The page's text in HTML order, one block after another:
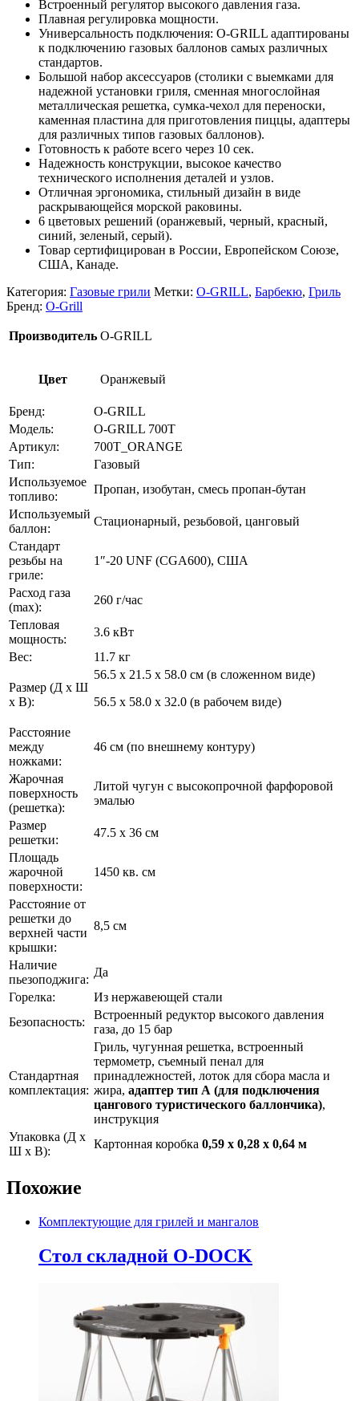
Встроенный регулятор высокого давления газа.
Плавная регулировка мощности.
Универсальность подключения: O-GRILL адаптированы
к подключению газовых баллонов самых различных
стандартов.
Большой набор аксессуаров (столики с выемками для
надежной установки гриля, сменная многослойная
металлическая решетка, сумка-чехол для переноски,
каменная пластина для приготовления пиццы, адаптеры
для различных типов газовых баллонов).
Готовность к работе всего через 10 сек.
Надежность конструкции, высокое качество
технического исполнения деталей и узлов.
Отличная эргономика, стильный дизайн в виде
раскрывающейся морской раковины.
6 цветовых решений (оранжевый, черный, красный,
синий, зеленый, серый).
Товар сертифицирован в России, Европейском Союзе,
США, Канаде.
Категория: Газовые грили Метки: O-GRILL, Барбекю, Гриль
Бренд: O-Grill
Производитель O-GRILL
Цвет Оранжевый
Бренд:
O-GRILL
Модель:
O-GRILL 700T
Артикул:
700T_ORANGE
Тип:
Газовый
Используемое
топливо:
Пропан, изобутан, смесь пропан-бутан
Используемый
баллон:
Стационарный, резьбовой, цанговый
Стандарт
резьбы на
гриле:
1″-20 UNF (CGA600), США
Расход газа
(max):
260 г/час
Тепловая
мощность:
3.6 кВт
Вес:
11.7 кг
Размер (Д х Ш
х В):
56.5 х 21.5 х 58.0 см (в сложенном виде)
56.5 х 58.0 х 32.0 (в рабочем виде)
Расстояние
между
ножками:
46 см (по внешнему контуру)
Жарочная
поверхность
(решетка):
Литой чугун с высокопрочной фарфоровой
эмалью
Размер
решетки:
47.5 х 36 см
Площадь
жарочной
поверхности:
1450 кв. см
Расстояние от
решетки до
верхней части
крышки:
8,5 см
Наличие
пьезоподжига:
Да
Горелка:
Из нержавеющей стали
Безопасность:
Встроенный редуктор высокого давления
газа, до 15 бар
Стандартная
комплектация:
Гриль, чугунная решетка, встроенный
термометр, съемный пенал для
принадлежностей, лоток для сбора масла и
жира, адаптер тип А (для подключения
цангового туристического баллончика),
инструкция
Упаковка (Д х
Ш х В):
Картонная коробка 0,59 х 0,28 х 0,64 м
Похожие
Комплектующие для грилей и мангалов
Стол складной O-DOCK